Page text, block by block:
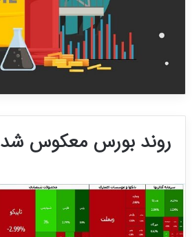
روند بورس معکوس شد